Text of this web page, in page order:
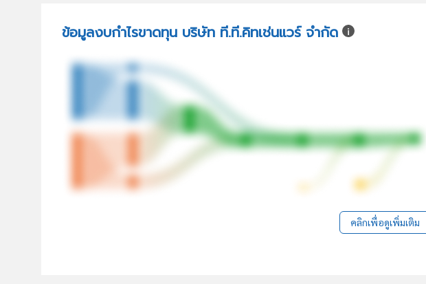
ข้อมูลงบกำไรขาดทุน บริษัท ที.ที.คิทเช่นแวร์ จำกัด
คลิกเพื่อดูเพิ่มเติม